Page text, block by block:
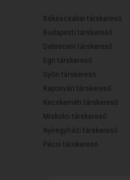
Békéscsabai társkereső
Budapesti társkereső
Debreceni társkereső
Egri társkereső
Győri társkereső
Kaposvári társkereső
Kecskeméti társkereső
Miskolci társkereső
Nyíregyházi társkereső
Pécsi társkereső